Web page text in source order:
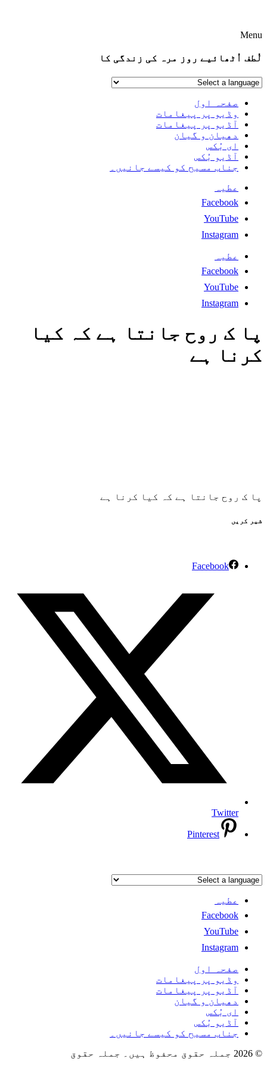
Menu
لُطف اُٹھائیے روز مرہ کی زندگی کا
صفحہ اول
وڈیو پر پیغامات
آڈیو پر پیغامات
دھیان و گیان
ای بُکس
آڈیو بُکس
جناب مسیح کو کیسے جانیں۔
عطیہ
Facebook
YouTube
Instagram
عطیہ
Facebook
YouTube
Instagram
پا ک روح جانتا ہے کہ کیا
کرنا ہے
پا ک روح جانتا ہے کہ کیا کرنا ہے
شیر کریں
Facebook
Twitter
Pinterest
عطیہ
Facebook
YouTube
Instagram
صفحہ اول
وڈیو پر پیغامات
آڈیو پر پیغامات
دھیان و گیان
ای بُکس
آڈیو بُکس
جناب مسیح کو کیسے جانیں۔
© 2026 جملہ حقوق محفوظ ہیں۔ جملہ حقوق